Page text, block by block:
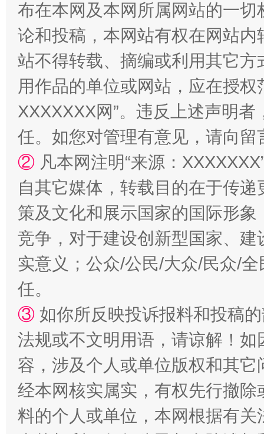
布在本网及本网所属网站的一
论和投稿，本网站有权在网站
站不得转载、摘编或利用其它
用作品的单位或网站，应在授
XXXXXXX网”。违反上述声明
任。如您对管理有意见，请向
② 凡本网注明“来源：
自其它媒体，转载目的在于传
策及文化和展示国家的国际形
竞争，对于建设创新型国家、
实意义；公众/公民/大众/民众/
任。
③ 如你所反映投诉报料和投稿
法规或不文明用语，请谅解！
容，涉及个人或单位版权和其它
经本网核实属实，有权先行撤
料的个人或单位，本网根据有